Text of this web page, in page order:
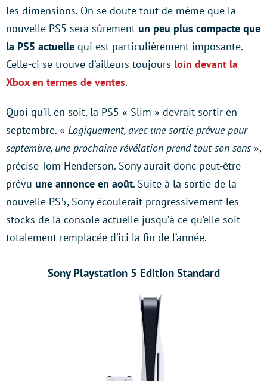
les dimensions. On se doute tout de même que la
nouvelle PS5 sera sûrement un peu plus compacte que
la PS5 actuelle qui est particulièrement imposante.
Celle-ci se trouve d’ailleurs toujours loin devant la
Xbox en termes de ventes.
Quoi qu’il en soit, la PS5 « Slim » devrait sortir en
septembre. « Logiquement, avec une sortie prévue pour
septembre, une prochaine révélation prend tout son sens »,
précise Tom Henderson. Sony aurait donc peut-être
prévu une annonce en août. Suite à la sortie de la
nouvelle PS5, Sony écoulerait progressivement les
stocks de la console actuelle jusqu’à ce qu’elle soit
totalement remplacée d’ici la fin de l’année.
Sony Playstation 5 Edition Standard